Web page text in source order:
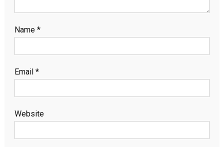
Name *
Email *
Website